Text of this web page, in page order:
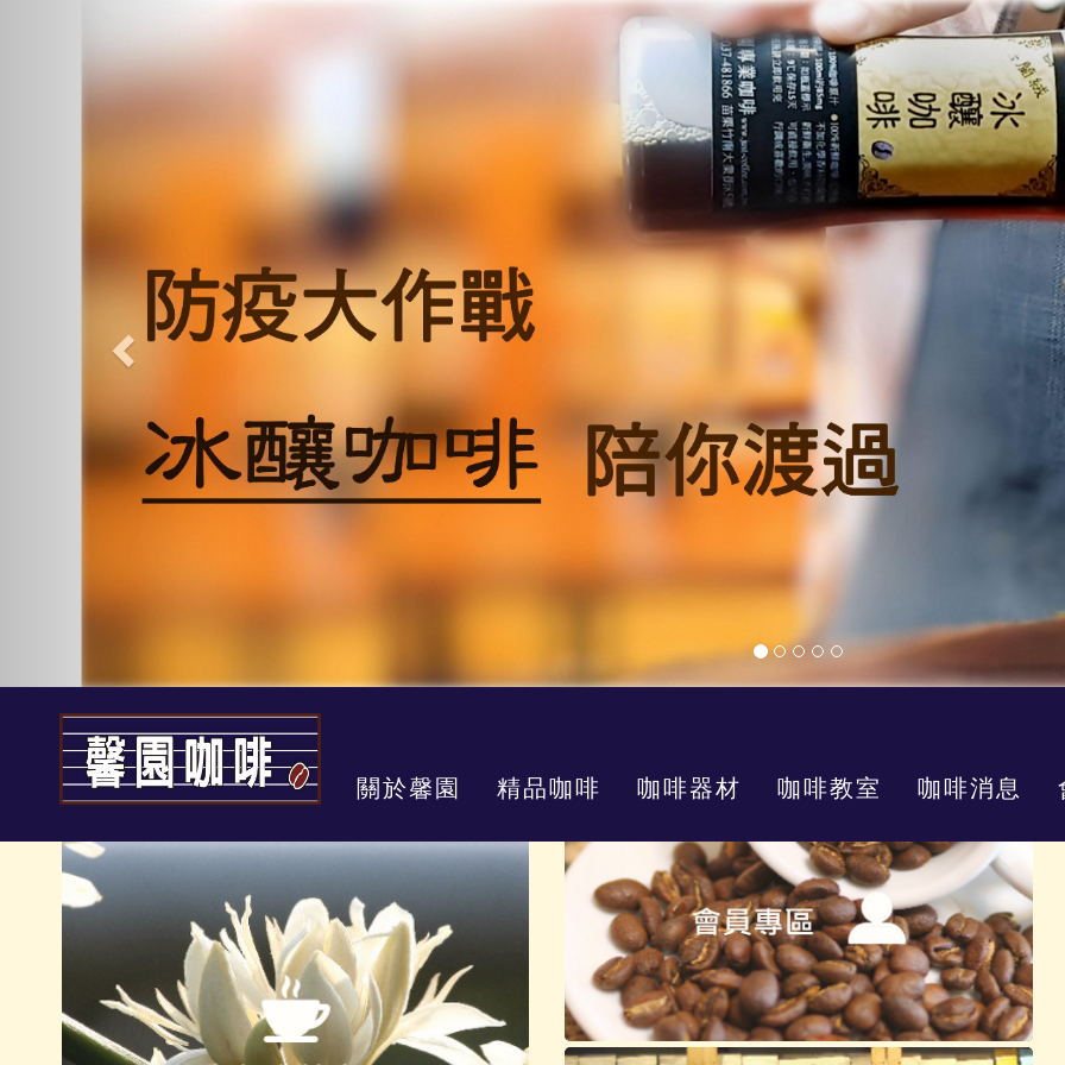
關於馨園 精品咖啡 咖啡器材 咖啡教室 咖啡消息